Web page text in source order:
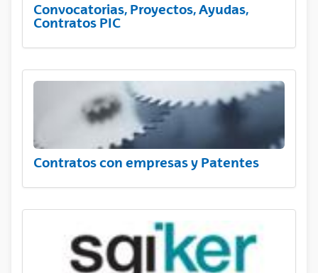
Convocatorias, Proyectos, Ayudas,
Contratos PIC
Contratos con empresas y Patentes